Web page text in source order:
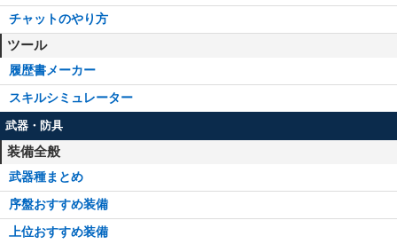
チャットのやり方
ツール
履歴書メーカー
スキルシミュレーター
武器・防具
装備全般
武器種まとめ
序盤おすすめ装備
上位おすすめ装備